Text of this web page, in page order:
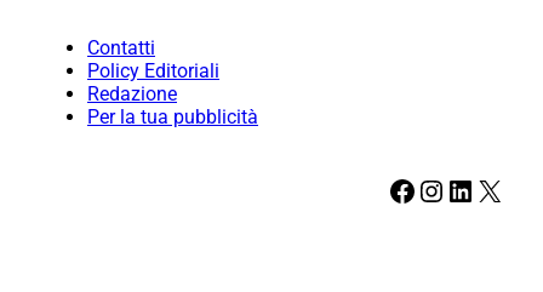
Contatti
Policy Editoriali
Redazione
Per la tua pubblicità
Facebook Instagram LinkedIn X